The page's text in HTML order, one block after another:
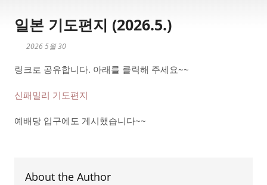
일본 기도편지 (2026.5.)
2026 5월 30
링크로 공유합니다. 아래를 클릭해 주세요~~
신패밀리 기도편지
예배당 입구에도 게시했습니다~~
About the Author